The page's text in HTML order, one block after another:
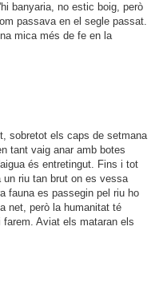
banyaria, no estic boig, però
passava en el segle passat.
mica més de fe en la
sobretot els caps de setmana
tant vaig anar amb botes
és entretingut. Fins i tot
riu tan brut on es vessa
fauna es passegin pel riu ho
net, però la humanitat té
Aviat els mataran els